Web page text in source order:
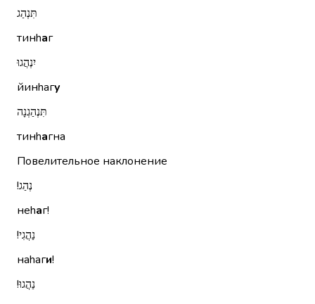
תִּנְהַג
тинhаг
יִנְהֲגוּ
йинhагу
תִּנְהַגְנָה
тинhагна
Повелительное наклонение
נְהַג!‏
неhаг!
נַהֲגִי!‏
наhаги!
נַהֲגוּ!‏